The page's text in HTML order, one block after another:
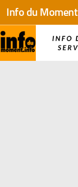
Skip to content
Info du Moment